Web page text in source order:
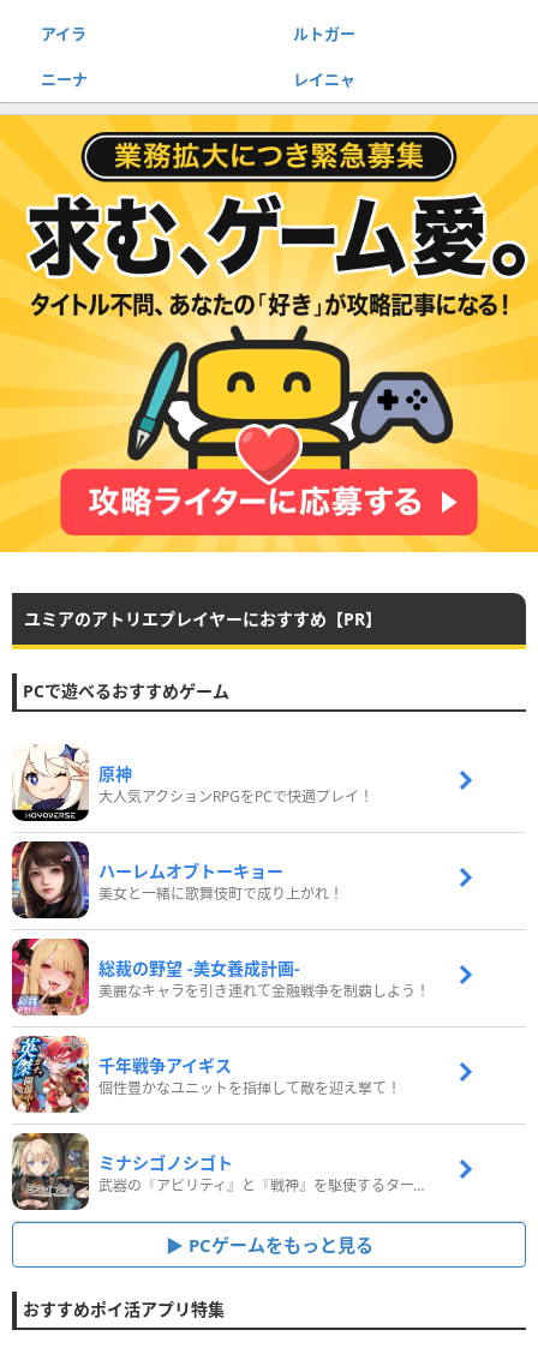
アイラ ルトガー
ニーナ レイニャ
ユミアのアトリエプレイヤーにおすすめ【PR】
PCで遊べるおすすめゲーム
原神
大人気アクションRPGをPCで快適プレイ！
ハーレムオブトーキョー
美女と一緒に歌舞伎町で成り上がれ！
総裁の野望 -美女養成計画-
美麗なキャラを引き連れて金融戦争を制覇しよう！
千年戦争アイギス
個性豊かなユニットを指揮して敵を迎え撃て！
ミナシゴノシゴト
武器の『アビリティ』と『戦神』を駆使するターン制コマンドバトルRPG！
PCゲームをもっと見る
おすすめポイ活アプリ特集